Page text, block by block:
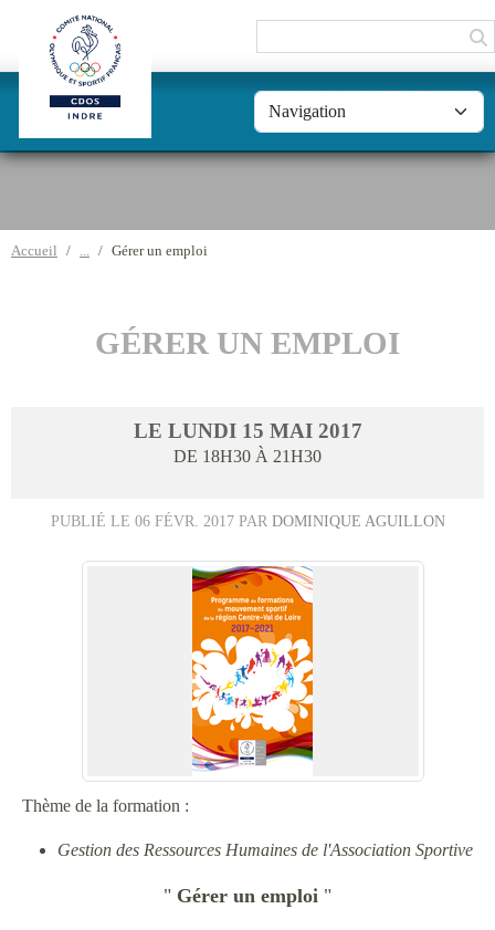
Accueil Gérer un emploi
GÉRER UN EMPLOI
LE LUNDI 15 MAI 2017
DE 18H30 À 21H30
PUBLIÉ LE 06 FÉVR. 2017PAR DOMINIQUE AGUILLON
Thème de la formation :
Gestion des Ressources Humaines de l'Association Sportive
" Gérer un emploi "
Panneau de gestion des cookies